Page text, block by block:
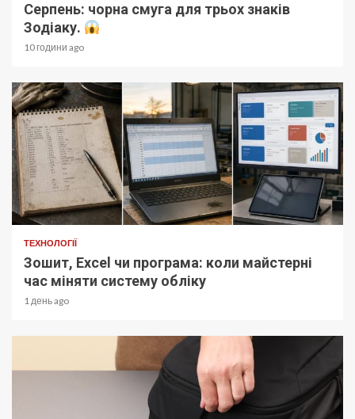
Серпень: чорна смуга для трьох знаків
Зодіаку.
10 години ago
ТЕХНОЛОГІЇ
Зошит, Excel чи програма: коли майстерні
час міняти систему обліку
1 день ago